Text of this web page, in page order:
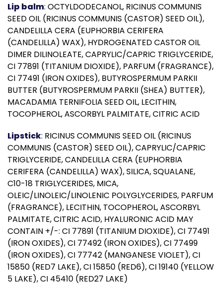
Lip balm: OCTYLDODECANOL, RICINUS COMMUNIS
SEED OIL (RICINUS COMMUNIS (CASTOR) SEED OIL),
CANDELILLA CERA (EUPHORBIA CERIFERA
(CANDELILLA) WAX), HYDROGENATED CASTOR OIL
DIMER DILINOLEATE, CAPRYLIC/CAPRIC TRIGLYCERIDE,
CI 77891 (TITANIUM DIOXIDE), PARFUM (FRAGRANCE),
CI 77491 (IRON OXIDES), BUTYROSPERMUM PARKII
BUTTER (BUTYROSPERMUM PARKII (SHEA) BUTTER),
MACADAMIA TERNIFOLIA SEED OIL, LECITHIN,
TOCOPHEROL, ASCORBYL PALMITATE, CITRIC ACID
Lipstick: RICINUS COMMUNIS SEED OIL (RICINUS
COMMUNIS (CASTOR) SEED OIL), CAPRYLIC/CAPRIC
TRIGLYCERIDE, CANDELILLA CERA (EUPHORBIA
CERIFERA (CANDELILLA) WAX), SILICA, SQUALANE,
C10-18 TRIGLYCERIDES, MICA,
OLEIC/LINOLEIC/LINOLENIC POLYGLYCERIDES, PARFUM
(FRAGRANCE), LECITHIN, TOCOPHEROL, ASCORBYL
PALMITATE, CITRIC ACID, HYALURONIC ACID MAY
CONTAIN +/-: CI 77891 (TITANIUM DIOXIDE), CI 77491
(IRON OXIDES), CI 77492 (IRON OXIDES), CI 77499
(IRON OXIDES), CI 77742 (MANGANESE VIOLET), CI
15850 (RED7 LAKE), CI 15850 (RED6), CI 19140 (YELLOW
5 LAKE), CI 45410 (RED27 LAKE)